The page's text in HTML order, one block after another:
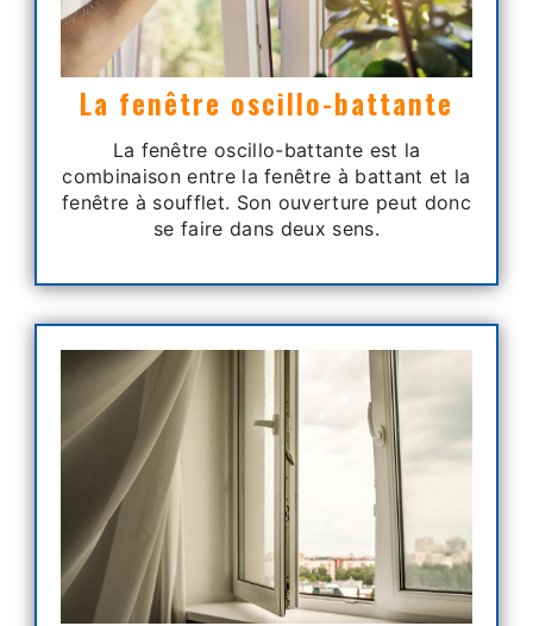
La fenêtre oscillo-battante
La fenêtre oscillo-battante est la
combinaison entre la fenêtre à battant et la
fenêtre à soufflet. Son ouverture peut donc
se faire dans deux sens.